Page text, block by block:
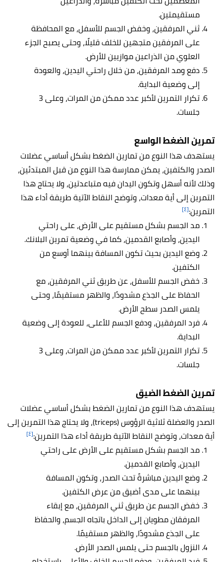
مستقيمتين.
ثني المرفقين، وخفض الجسم للأسفل، مع المحافظة
على المرفقين متجهين للخلف قليلًا، وحتى يصبح الجزء
العلوي من الذراعين موازيين للأرض.
دفع ومد المرفقين، من خلال راحتي اليدين، والعودة
إلى وضعية البداية.
تكرار التمرين لأكبر عدد ممكن من المرات، وعلى 3
جلسات.
تمرين الضغط الواسع
يستهدف هذا النوع من تمارين الضغط بشكل أساسي عضلات
الصدر والكتفين، يمكن ممارسة هذا النوع من قبل المبتدئين،
وذلك لأنه أسهل وتكون اليدان فيه متباعدتين، ولا يحتاج هذا
التمرين إلى أية معدات، وتوضح النقاط الآتية طريقة أداء هذا
التمرين:[٤]
مد الجسم بشكل مستقيم على الأرض، على راحتي
اليدين، وأصابع القدمين، كما في وضعية تمرين البلانك.
وضع اليدين بحيث تكون المسافة بينهما أوسع من
الكتفين.
خفض الجسم للأسفل، عن طريق ثني المرفقين، مع
الحفاظ على الجذع مشدودًا، والظهر مستقيمًا، وحتى
يلمس الصدر سطح الأرض.
فرد المرفقين، ودفع الجسم للأعلى، للعودة إلى وضعية
البداية.
تكرار التمرين لأكبر عدد ممكن من المرات، وعلى 3
جلسات.
تمرين الضغط الضيق
يستهدف هذا النوع من تمارين الضغط بشكل أساسي عضلات
الصدر والعضلة ثلاثية الرؤوس (triceps)، ولا يحتاج هذا التمرين إلى
أية معدات، وتوضح النقاط الآتية طريقة أداء هذا التمرين:[٤]
مد الجسم بشكل مستقيم على الأرض على راحتي
اليدين، وأصابع القدمين.
وضع اليدين مباشرةً تحت الصدر، وتكون المسافة
بينهما على مدى أضيق من عرض الكتفين.
خفض الجسم عن طريق ثني المرفقين، مع إبقاء
المرفقان مطويان إلى الداخل باتجاه الجسم، والحفاظ
على الجذع مشدودًا، والظهر مستقيمًا.
النزول بالجسم حتى يلمس الصدر الأرض.